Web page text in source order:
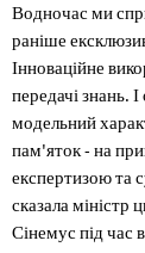
Водночас ми
раніше
Інноваційне
передачі знань.
модельний
пам'яток - на
експертизою та
сказала міністр
Сінемус під час